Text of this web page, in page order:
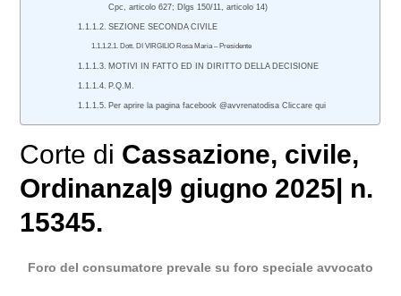
Cpc, articolo 627; Dlgs 150/11, articolo 14)
SEZIONE SECONDA CIVILE
Dott. DI VIRGILIO Rosa Maria – Presidente
MOTIVI IN FATTO ED IN DIRITTO DELLA DECISIONE
P.Q.M.
Per aprire la pagina facebook @avvrenatodisa Cliccare qui
Corte di Cassazione, civile,
Ordinanza|9 giugno 2025| n.
15345.
Foro del consumatore prevale su foro speciale avvocato